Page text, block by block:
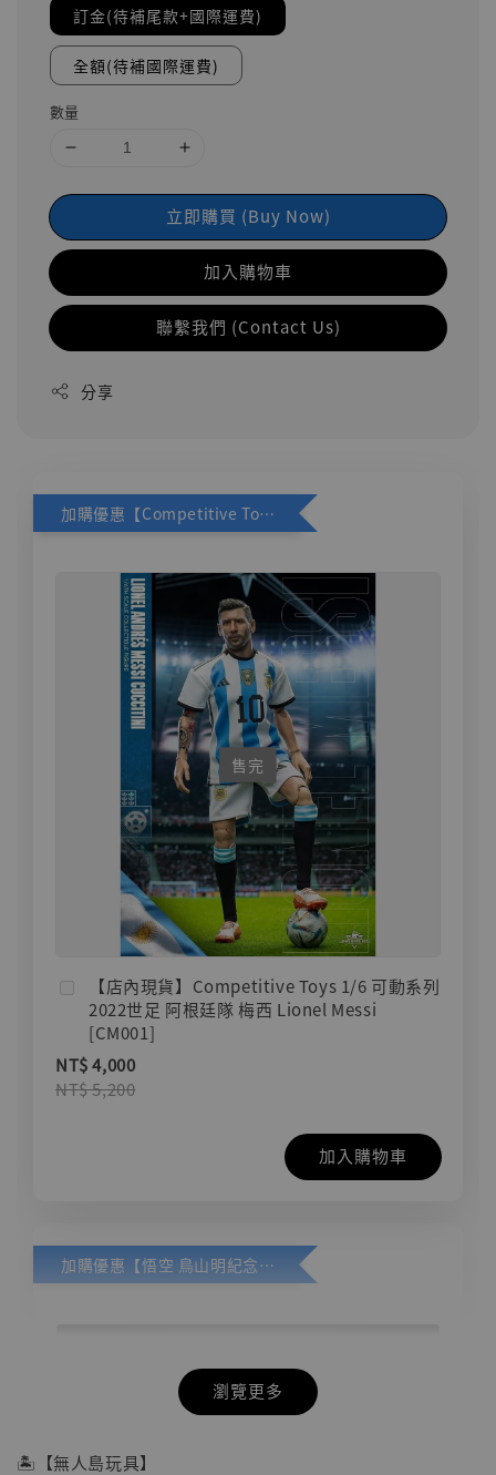
訂金(待補尾款+國際運費)
全額(待補國際運費)
數量
立即購買 (Buy Now)
加入購物車
聯繫我們 (Contact Us)
分享
加購優惠【Competitive Toys 梅西 [CM001]】
售完
【店內現貨】Competitive Toys 1/6 可動系列
2022世足 阿根廷隊 梅西 Lionel Messi
[CM001]
NT$ 4,000
NT$ 5,200
加入購物車
加購優惠【悟空 鳥山明紀念款 [奇蹟工作室]】
瀏覽更多
🏝【無人島玩具】